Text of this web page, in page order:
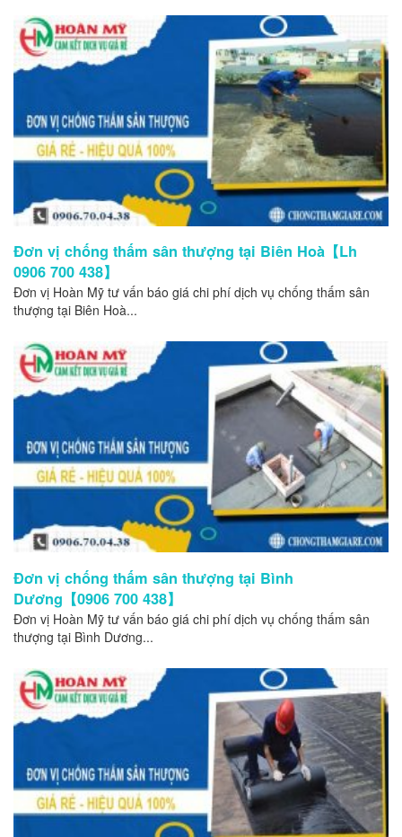
Đơn vị chống thấm sân thượng tại Biên Hoà【Lh
0906 700 438】
Đơn vị Hoàn Mỹ tư vấn báo giá chi phí dịch vụ chống thấm sân
thượng tại Biên Hoà...
Đơn vị chống thấm sân thượng tại Bình
Dương【0906 700 438】
Đơn vị Hoàn Mỹ tư vấn báo giá chi phí dịch vụ chống thấm sân
thượng tại Bình Dương...